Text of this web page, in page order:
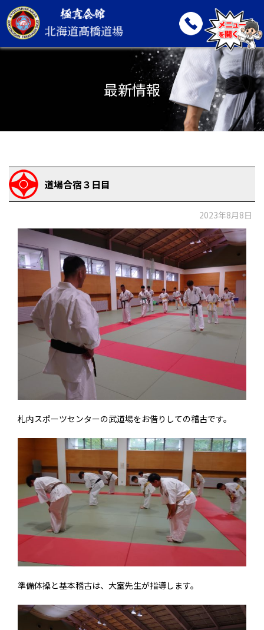
最新情報
道場合宿３日目
2023年8月8日
札内スポーツセンターの武道場をお借りしての稽古です。
準備体操と基本稽古は、大室先生が指導します。